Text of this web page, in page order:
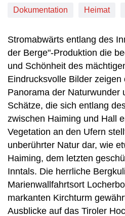
Dokumentation Heimat
Stromabwärts entlang des
der Berge"-Produktion die
und Schönheit des
Eindrucksvolle Bilder
Panorama der Naturwunder
Schätze, die sich entlang
zwischen Haiming und Hall
Vegetation an den Ufern
unberührter Natur dar, wie
Haiming, dem letzten
Inntals. Die herrliche
Marienwallfahrtsort
markanten Kirchturm
Ausblicke auf das Tiroler